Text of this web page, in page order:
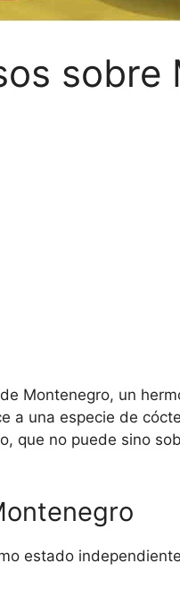
sobre
Montenegro, un
a una especie de
que no puede sino
estado